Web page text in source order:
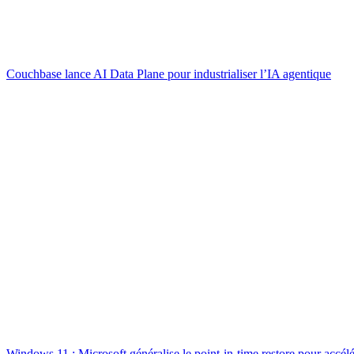
Couchbase lance AI Data Plane pour industrialiser l’IA agentique